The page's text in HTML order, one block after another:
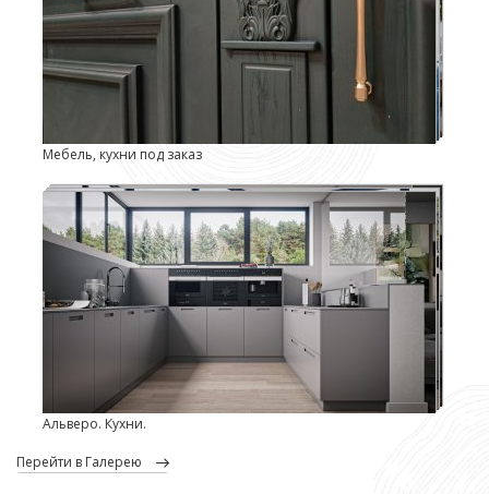
Мебель, кухни под заказ
Альверо. Кухни.
перейти в Галерею